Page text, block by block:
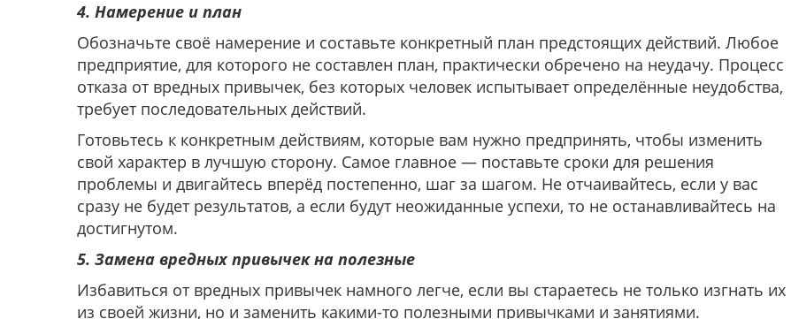
4. Намерение и план
Обозначьте своё намерение и составьте конкретный план предстоящих действий. Любое
предприятие, для которого не составлен план, практически обречено на неудачу. Процесс
отказа от вредных привычек, без которых человек испытывает определённые неудобства,
требует последовательных действий.
Готовьтесь к конкретным действиям, которые вам нужно предпринять, чтобы изменить
свой характер в лучшую сторону. Самое главное — поставьте сроки для решения
проблемы и двигайтесь вперёд постепенно, шаг за шагом. Не отчаивайтесь, если у вас
сразу не будет результатов, а если будут неожиданные успехи, то не останавливайтесь на
достигнутом.
5. Замена вредных привычек на полезные
Избавиться от вредных привычек намного легче, если вы стараетесь не только изгнать их
из своей жизни, но и заменить какими-то полезными привычками и занятиями.